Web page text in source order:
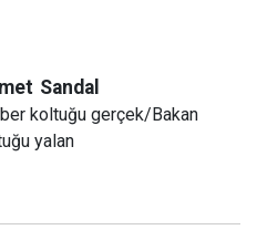
Sandal
koltuğu gerçek/Bakan
yalan